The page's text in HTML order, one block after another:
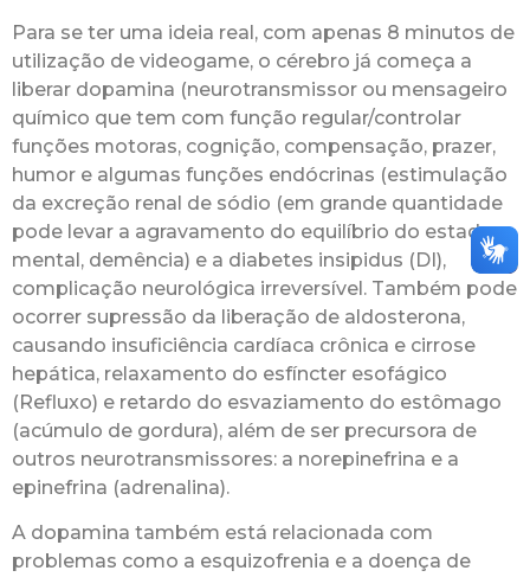
Para se ter uma ideia real, com apenas 8 minutos de
utilização de videogame, o cérebro já começa a
liberar dopamina (neurotransmissor ou mensageiro
químico que tem com função regular/controlar
funções motoras, cognição, compensação, prazer,
humor e algumas funções endócrinas (estimulação
da excreção renal de sódio (em grande quantidade
pode levar a agravamento do equilíbrio do estado
mental, demência) e a diabetes insipidus (DI),
complicação neurológica irreversível. Também pode
ocorrer supressão da liberação de aldosterona,
causando insuficiência cardíaca crônica e cirrose
hepática, relaxamento do esfíncter esofágico
(Refluxo) e retardo do esvaziamento do estômago
(acúmulo de gordura), além de ser precursora de
outros neurotransmissores: a norepinefrina e a
epinefrina (adrenalina).
A dopamina também está relacionada com
problemas como a esquizofrenia e a doença de